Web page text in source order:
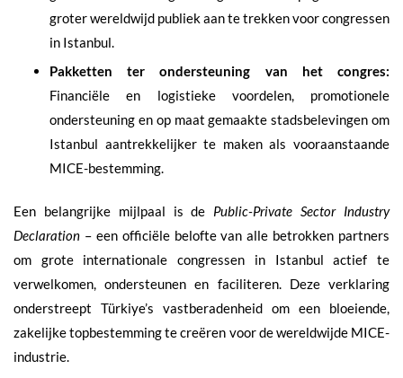
groter wereldwijd publiek aan te trekken voor congressen
in Istanbul.
Pakketten ter ondersteuning van het congres:
Financiële en logistieke voordelen, promotionele
ondersteuning en op maat gemaakte stadsbelevingen om
Istanbul aantrekkelijker te maken als vooraanstaande
MICE-bestemming.
Een belangrijke mijlpaal is de Public-Private Sector Industry
Declaration – een officiële belofte van alle betrokken partners
om grote internationale congressen in Istanbul actief te
verwelkomen, ondersteunen en faciliteren. Deze verklaring
onderstreept Türkiye’s vastberadenheid om een bloeiende,
zakelijke topbestemming te creëren voor de wereldwijde MICE-
industrie.